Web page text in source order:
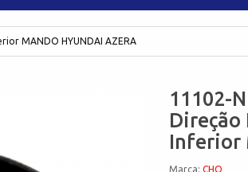
MANDO HYUNDAI AZERA
11102-
Inferior
Marca:CHO